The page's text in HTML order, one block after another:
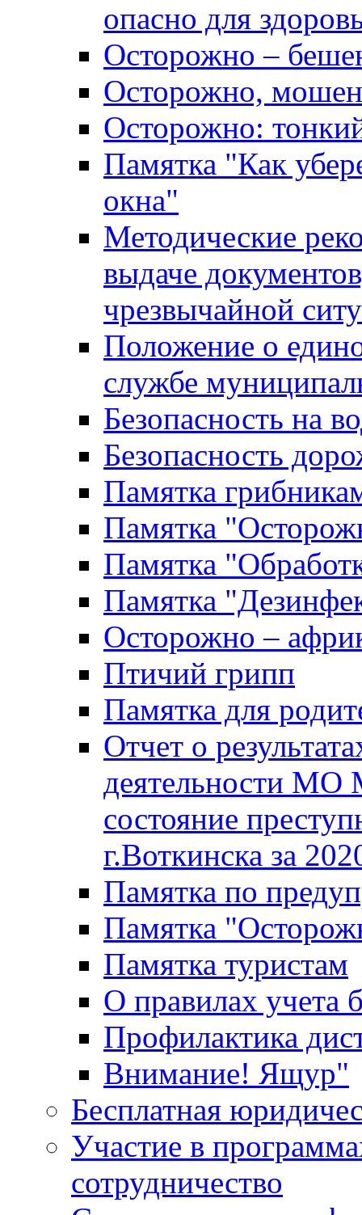
опасно для
Осторожно –
Осторожно,
Осторожно:
Памятка "Как
окна"
Методические
выдаче
чрезвычайной
Положение о
службе
Безопасность на
Безопасность
Памятка
Памятка
Памятка
Памятка
Осторожно –
Птичий грипп
Памятка для
Отчет о
деятельности МО
состояние
г.Воткинска за
Памятка по
Памятка
Памятка туристам
О правилах учета
Профилактика
Внимание! Ящур"
Бесплатная
Участие в
сотрудничество